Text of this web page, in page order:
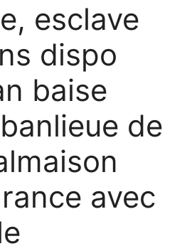
esclave
dispo
baise
de
avec